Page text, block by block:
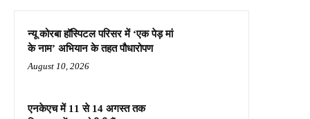
न्यू कोरबा हॉस्पिटल परिसर में ‘एक पेड़ मां
के नाम’ अभियान के तहत पौधारोपण
August 10, 2026
एनकेएच में 11 से 14 अगस्त तक